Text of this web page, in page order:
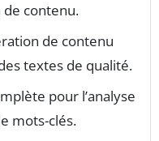
contenu.
de contenu
textes de qualité.
pour l’analyse
mots-clés.